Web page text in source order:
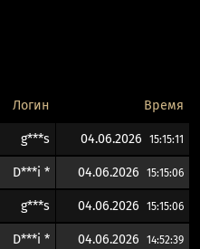
Логин Время
g***s 04.06.2026 15:15:11
D***i * 04.06.2026 15:15:06
g***s 04.06.2026 15:15:06
D***i * 04.06.2026 14:52:39